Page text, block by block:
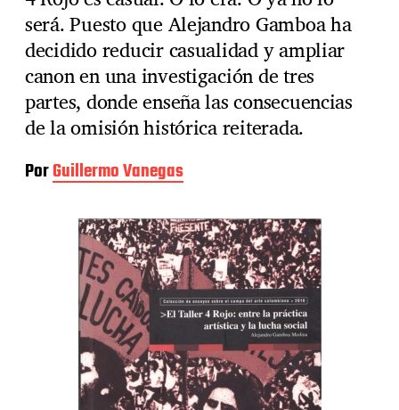
será. Puesto que Alejandro Gamboa ha
decidido reducir casualidad y ampliar
canon en una investigación de tres
partes, donde enseña las consecuencias
de la omisión histórica reiterada.
PorGuillermo Vanegas